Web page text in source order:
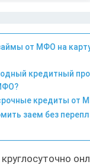
от МФО на
кредитный
кредиты от
заем без